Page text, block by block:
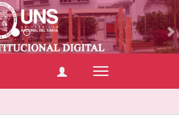
Cambiar
navegación